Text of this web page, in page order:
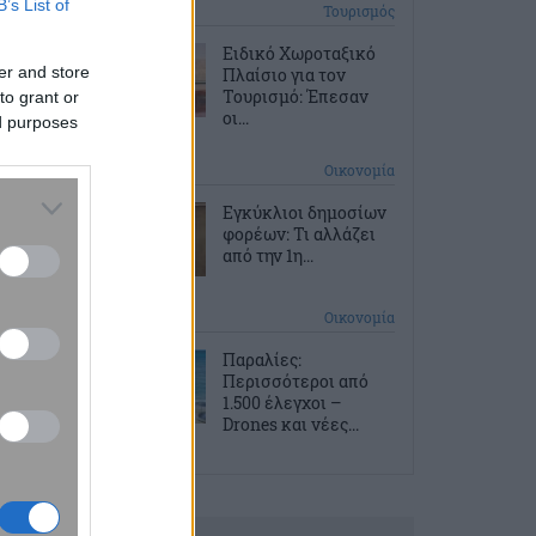
List of
and store
grant or
purposes
Τουρισμός
Ειδικό Χωροταξικό
Πλαίσιο για τον
Τουρισμό: Έπεσαν
οι...
2 ώρες πριν Οικονομία
Εγκύκλιοι δημοσίων
φορέων: Τι αλλάζει
από την 1η...
Οικονομία
Παραλίες:
Περισσότεροι από
1.500 έλεγχοι –
Drones και νέες...